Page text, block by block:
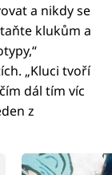
a nikdy se
klukům a
„Kluci tvoří
dál tím víc
z